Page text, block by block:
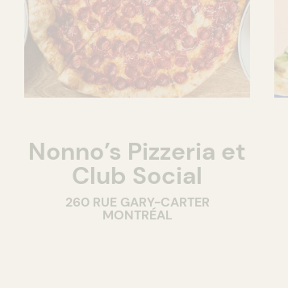
Nonno’s Pizzeria et
Club Social
260 RUE GARY-CARTER
MONTRÉAL